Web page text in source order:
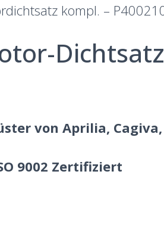
kompl. –
von Aprilia,
9002 Zertifiziert